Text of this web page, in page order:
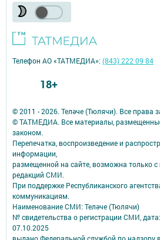
© 2011 - 2026. Теләче (Тюлячи). Все права
© ТАТМЕДИА. Все материалы,
законом.
Перепечатка, воспроизведение и
информации,
размещенной на сайте, возможна только с
редакций СМИ.
При поддержке Республиканского
коммуникациям.
Наименование СМИ: Теләче (Тюлячи)
№ свидетельства о регистрации СМИ,
07.10.2025
выдано Федеральной службой по надзору
Телефон АО «ТАТМЕДИА»:(843) 222 09 84
18+